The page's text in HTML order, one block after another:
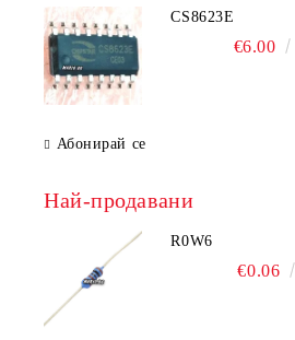
CS8623E
€6.00
Абонирай се
Най-продавани
R0W6
€0.06